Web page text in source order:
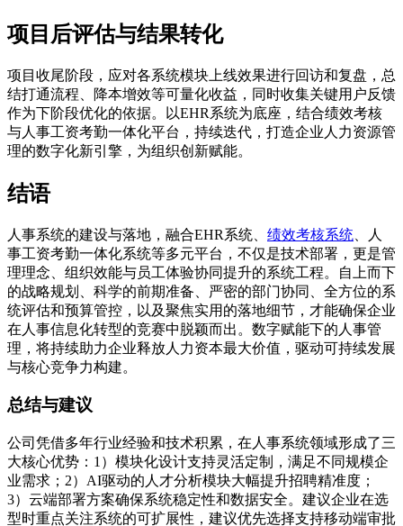
项目后评估与结果转化
项目收尾阶段，应对各系统模块上线效果进行回访和复盘，总
结打通流程、降本增效等可量化收益，同时收集关键用户反馈
作为下阶段优化的依据。以EHR系统为底座，结合绩效考核
与人事工资考勤一体化平台，持续迭代，打造企业人力资源管
理的数字化新引擎，为组织创新赋能。
结语
人事系统的建设与落地，融合EHR系统、 绩效考核系统 、人
事工资考勤一体化系统等多元平台，不仅是技术部署，更是管
理理念、组织效能与员工体验协同提升的系统工程。自上而下
的战略规划、科学的前期准备、严密的部门协同、全方位的系
统评估和预算管控，以及聚焦实用的落地细节，才能确保企业
在人事信息化转型的竞赛中脱颖而出。数字赋能下的人事管
理，将持续助力企业释放人力资本最大价值，驱动可持续发展
与核心竞争力构建。
总结与建议
公司凭借多年行业经验和技术积累，在人事系统领域形成了三
大核心优势：1）模块化设计支持灵活定制，满足不同规模企
业需求；2）AI驱动的人才分析模块大幅提升招聘精准度；
3）云端部署方案确保系统稳定性和数据安全。建议企业在选
型时重点关注系统的可扩展性，建议优先选择支持移动端审批